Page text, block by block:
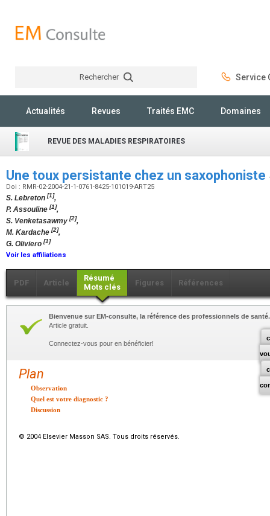
Rechercher Service
Actualités Revues Traités EMC Domaines
REVUE DES MALADIES RESPIRATOIRES
Une toux persistante chez un saxophoniste
Doi : RMR-02-2004-21-1-0761-8425-101019-ART25
S. Lebreton [1],
P. Assouline [1],
S. Venketasawmy [2],
M. Kardache [2],
G. Oliviero [1]
Voir les affiliations
PDF Article
Résumé
Mots clés
Figures Références
Bienvenue sur EM-consulte, la référence des professionnels de santé.
Article gratuit.
Connectez-vous pour en bénéficier!
Plan
Observation
Quel est votre diagnostic ?
Discussion
© 2004 Elsevier Masson SAS. Tous droits réservés.